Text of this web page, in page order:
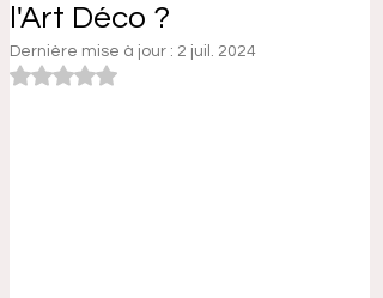
l'Art Déco ?
Dernière mise à jour : 2 juil. 2024
Noté NaN étoiles sur 5.